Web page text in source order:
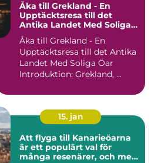
Åka till Grekland - En
Upptäcktsresa till det
Antika Landet Med Soliga
Öar
Åka till Grekland - En
Upptäcktsresa till det Antika
Landet Med Soliga Öar
Introduktion: Grekland, ...
15. jan
Att flyga till Kanarieöarna
är ett populärt val för
många resenärer, och med